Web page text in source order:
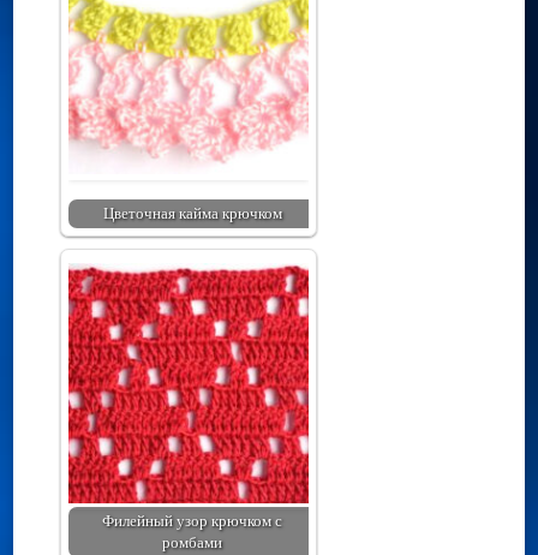
Цветочная кайма крючком
Филейный узор крючком с
ромбами